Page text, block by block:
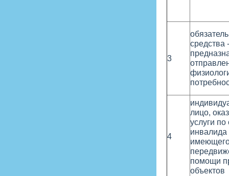
3
средства
4
лицо,
услуги
инвалида
помощи
объектов